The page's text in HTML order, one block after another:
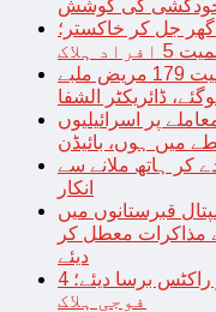
کی کوشش
جل کر خاکستر؛
ہلاک
اسرائیلی بمباری میں نومولودوں سمیت 179 مریض ملبے
ڈائریکٹر الشفا
پر اسرائیلیوں
میں ہوں، بائیڈن
کر ہاتھ ملانے سے
انکار
قبرستانوں میں
مذاکرات معطل کر
دیئے
حزب اللہ نے شام میں امریکی اڈے پر راکٹس برسا دیئے؛ 4
فوجی ہلاک